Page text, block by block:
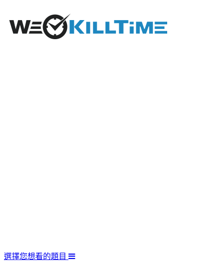
選擇您想看的題目